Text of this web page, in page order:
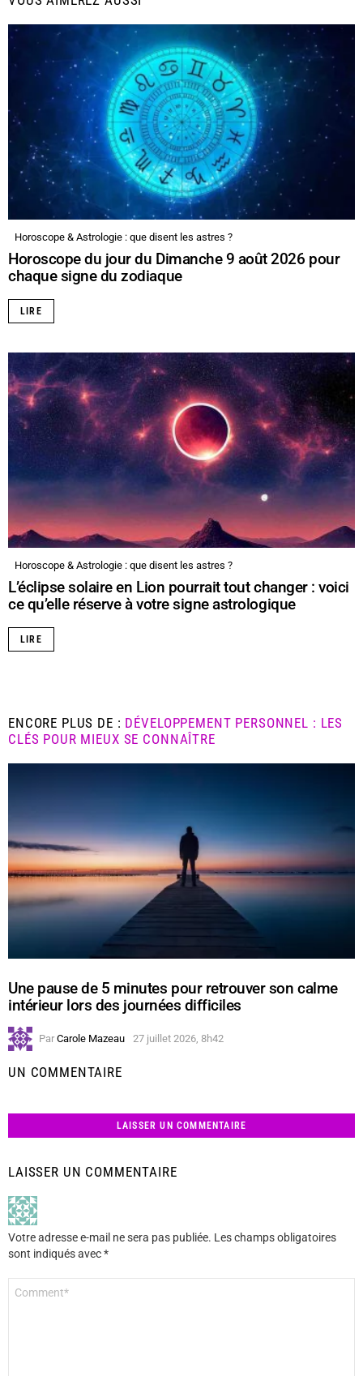
Horoscope & Astrologie : que disent les astres ?
Horoscope du jour du Dimanche 9 août 2026 pour
chaque signe du zodiaque
LIRE
Horoscope & Astrologie : que disent les astres ?
L’éclipse solaire en Lion pourrait tout changer : voici
ce qu’elle réserve à votre signe astrologique
LIRE
ENCORE PLUS DE : DÉVELOPPEMENT PERSONNEL : LES
CLÉS POUR MIEUX SE CONNAÎTRE
Une pause de 5 minutes pour retrouver son calme
intérieur lors des journées difficiles
Par Carole Mazeau 27 juillet 2026, 8h42
UN COMMENTAIRE
LAISSER UN COMMENTAIRE
LAISSER UN COMMENTAIRE
Votre adresse e-mail ne sera pas publiée. Les champs obligatoires
sont indiqués avec*